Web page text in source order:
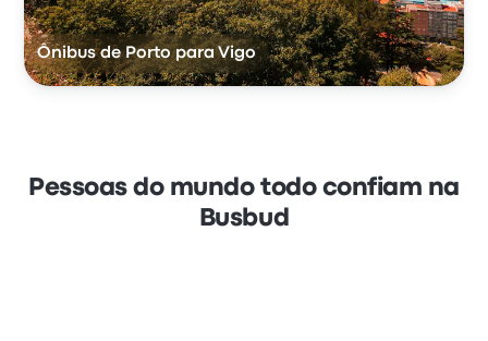
Ônibus de Porto para Vigo
Pessoas do mundo todo confiam na
Busbud